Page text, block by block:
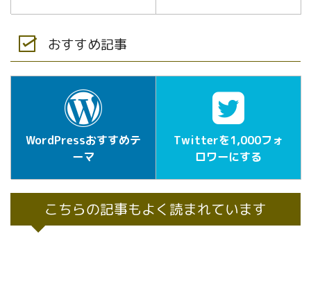
おすすめ記事
WordPressおすすめテ
ーマ
Twitterを1,000フォ
ロワーにする
こちらの記事もよく読まれています